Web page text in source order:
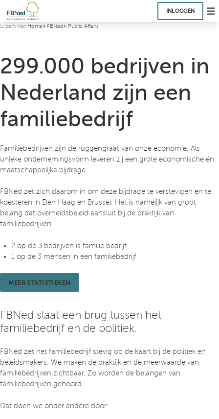
INLOGGEN
U bent hier:Home FBNed Public Affairs
299.000 bedrijven in
Nederland zijn een
familiebedrijf
Familiebedrijven zijn de ruggengraat van onze economie. Als
unieke ondernemingsvorm leveren zij een grote economische én
maatschappelijke bijdrage.
FBNed zet zich daarom in om deze bijdrage te verstevigen en te
koesteren in Den Haag en Brussel. Het is namelijk van groot
belang dat overheidsbeleid aansluit bij de praktijk van
familiebedrijven.
2 op de 3 bedrijven is familie bedrijf
1 op de 3 mensen in een familiebedrijf
MEER STATISTIEKEN
FBNed slaat een brug tussen het
familiebedrijf en de politiek.
FBNed zet het familiebedrijf stevig op de kaart bij de politiek en
beleidsmakers. We maken de praktijk en de meerwaarde van
familiebedrijven zichtbaar. Zo worden de belangen van
familiebedrijven gehoord.
Dat doen we onder andere door: